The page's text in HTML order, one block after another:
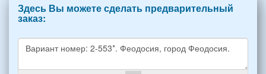
Здесь Вы можете сделать предварительный
заказ: